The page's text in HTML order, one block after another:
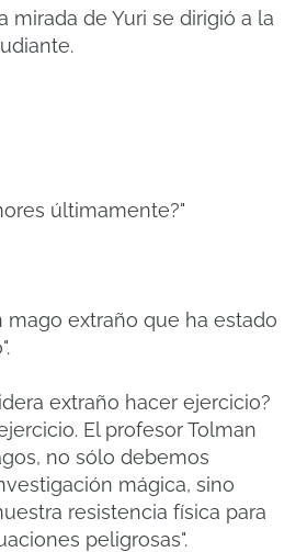
mirada de Yuri se dirigió a la
últimamente?"
mago extraño que ha estado
extraño hacer ejercicio?
El profesor Tolman
no sólo debemos
mágica, sino
resistencia física para
peligrosas".